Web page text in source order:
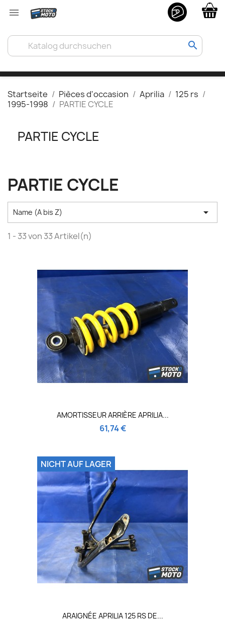

search
Startseite Pièces d'occasion Aprilia
125 rs
1995-1998
PARTIE CYCLE
PARTIE CYCLE
PARTIE CYCLE
Name (A bis Z) 
1 - 33 von 33 Artikel(n)
AMORTISSEUR ARRIÈRE APRILIA...
61,74 €
ARAIGNÉE APRILIA 125 RS DE...
NICHT AUF LAGER